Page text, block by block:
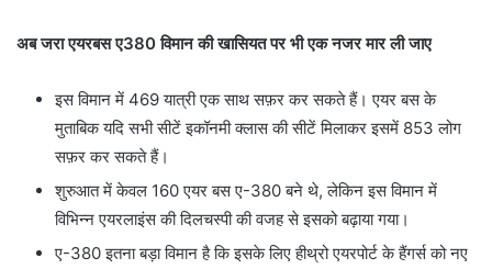
अब जरा एयरबस ए380 विमान की खासियत पर भी एक नजर मार ली जाए
इस विमान में 469 यात्री एक साथ सफ़र कर सकते हैं। एयर बस के
मुताबिक यदि सभी सीटें इकॉनमी क्लास की सीटें मिलाकर इसमें 853 लोग
सफ़र कर सकते हैं।
शुरुआत में केवल 160 एयर बस ए-380 बने थे, लेकिन इस विमान में
विभिन्‍न एयरलाइंस की दिलचस्‍पी की वजह से इसको बढ़ाया गया।
ए-380 इतना बड़ा विमान है कि इसके लिए हीथ्रो एयरपोर्ट के हैंगर्स को नए